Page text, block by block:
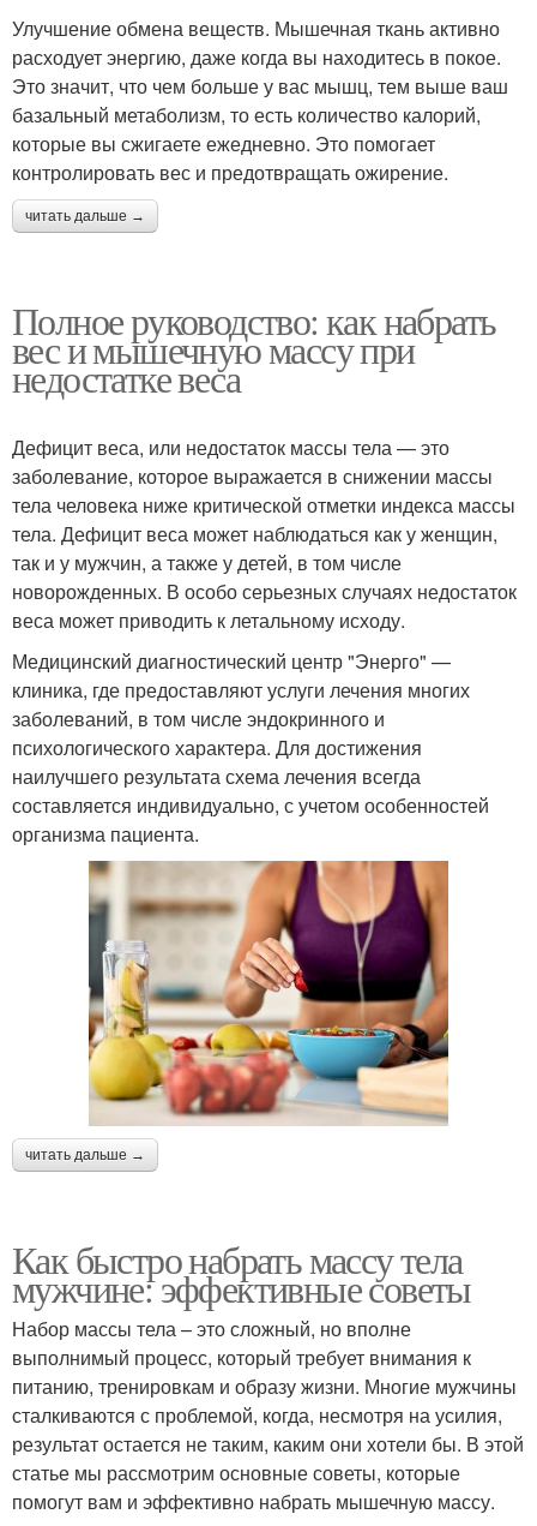
Улучшение обмена веществ. Мышечная ткань активно
расходует энергию, даже когда вы находитесь в покое.
Это значит, что чем больше у вас мышц, тем выше ваш
базальный метаболизм, то есть количество калорий,
которые вы сжигаете ежедневно. Это помогает
контролировать вес и предотвращать ожирение.
читать дальше →
Полное руководство: как набрать
вес и мышечную массу при
недостатке веса
Дефицит веса, или недостаток массы тела — это
заболевание, которое выражается в снижении массы
тела человека ниже критической отметки индекса массы
тела. Дефицит веса может наблюдаться как у женщин,
так и у мужчин, а также у детей, в том числе
новорожденных. В особо серьезных случаях недостаток
веса может приводить к летальному исходу.
Медицинский диагностический центр "Энерго" —
клиника, где предоставляют услуги лечения многих
заболеваний, в том числе эндокринного и
психологического характера. Для достижения
наилучшего результата схема лечения всегда
составляется индивидуально, с учетом особенностей
организма пациента.
читать дальше →
Как быстро набрать массу тела
мужчине: эффективные советы
Набор массы тела – это сложный, но вполне
выполнимый процесс, который требует внимания к
питанию, тренировкам и образу жизни. Многие мужчины
сталкиваются с проблемой, когда, несмотря на усилия,
результат остается не таким, каким они хотели бы. В этой
статье мы рассмотрим основные советы, которые
помогут вам и эффективно набрать мышечную массу.